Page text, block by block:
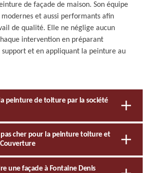
de façade de maison. Son équipe
et aussi performants afin
de qualité. Elle ne néglige aucun
intervention en préparant
et en appliquant la peinture au
peinture de toiture par la société
cher pour la peinture toiture et
une façade à Fontaine Denis